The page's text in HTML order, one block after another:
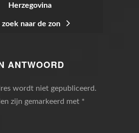
Herzegovina
zoek naar de zon
ANTWOORD
wordt niet gepubliceerd.
zijn gemarkeerd met *